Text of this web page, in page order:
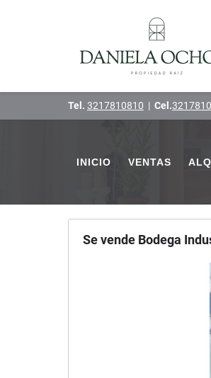
Tel. 3217810810 | Cel.
INICIO VENTAS
Se vende Bodega